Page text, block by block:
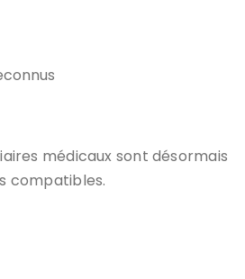
médicaux sont désormais
compatibles.